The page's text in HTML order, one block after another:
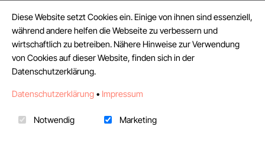
FÜR UNTERNEHMEN
Mit KI Agent Projekt erstellen
Events & Webinare
Freelancer als Elternzeitvertretung
Diese Website setzt Cookies ein. Einige von ihnen sind essenziell,
während andere helfen die Webseite zu verbessern und
wirtschaftlich zu betreiben. Nähere Hinweise zur Verwendung
von Cookies auf dieser Website, finden sich in der
Datenschutzerklärung.
Datenschutzerklärung • Impressum
Notwendig Marketing